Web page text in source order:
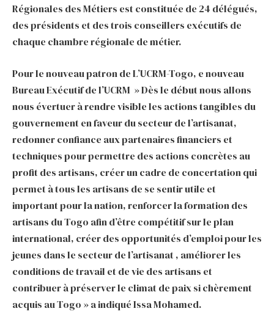
Régionales des Métiers est constituée de 24 délégués,
des présidents et des trois conseillers exécutifs de
chaque chambre régionale de métier.
Pour le nouveau patron de L’UCRM-Togo, e nouveau
Bureau Exécutif de l’UCRM » Dès le début nous allons
nous évertuer à rendre visible les actions tangibles du
gouvernement en faveur du secteur de l’artisanat,
redonner confiance aux partenaires financiers et
techniques pour permettre des actions concrètes au
profit des artisans, créer un cadre de concertation qui
permet à tous les artisans de se sentir utile et
important pour la nation, renforcer la formation des
artisans du Togo afin d’être compétitif sur le plan
international, créer des opportunités d’emploi pour les
jeunes dans le secteur de l’artisanat , améliorer les
conditions de travail et de vie des artisans et
contribuer à préserver le climat de paix si chèrement
acquis au Togo » a indiqué Issa Mohamed.